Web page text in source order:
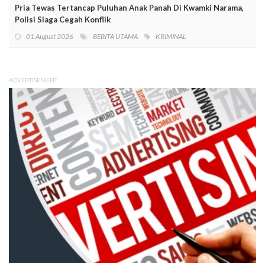
Pria Tewas Tertancap Puluhan Anak Panah Di Kwamki Narama,
Polisi Siaga Cegah Konflik
01 August 2026 BERITA UTAMA KRIMINAL
ADVERTISEMENT